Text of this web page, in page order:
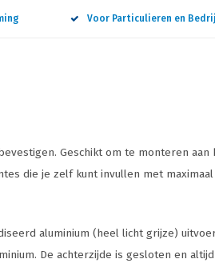
Voor Particulieren en
Geschikt om te monteren
die je zelf kunt invullen met
aluminium (heel licht grijze)
De achterzijde is gesloten en